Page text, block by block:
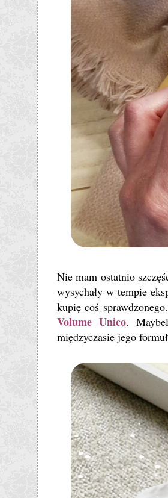
Nie mam ostatnio
wysychały w tempie
kupię coś
Volume Unico.
międzyczasie jego